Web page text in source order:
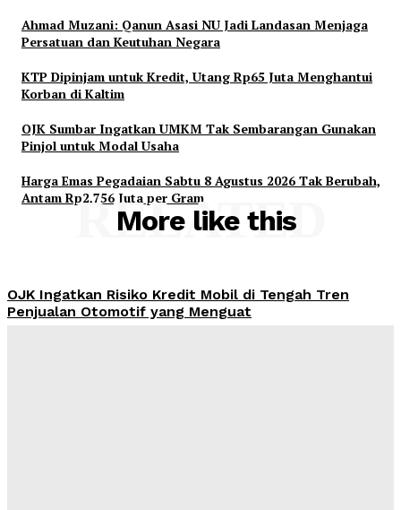
Ahmad Muzani: Qanun Asasi NU Jadi Landasan Menjaga
Persatuan dan Keutuhan Negara
KTP Dipinjam untuk Kredit, Utang Rp65 Juta Menghantui
Korban di Kaltim
OJK Sumbar Ingatkan UMKM Tak Sembarangan Gunakan
Pinjol untuk Modal Usaha
Harga Emas Pegadaian Sabtu 8 Agustus 2026 Tak Berubah,
Antam Rp2,756 Juta per Gram
More like this
RELATED
OJK Ingatkan Risiko Kredit Mobil di Tengah Tren
Penjualan Otomotif yang Menguat